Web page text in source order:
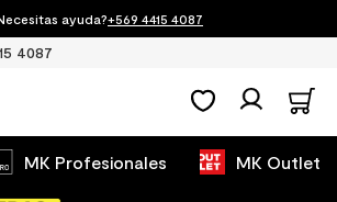
ayuda?+569 4415 4087
4087
MK Profesionales MK Outlet